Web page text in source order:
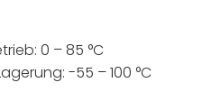
0 – 85 °C
-55 – 100 °C